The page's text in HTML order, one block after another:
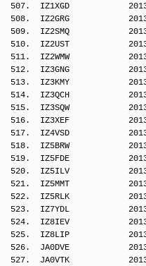
507.  IZ1XGD
508.  IZ2GRG
509.  IZ2SMQ
510.  IZ2UST
511.  IZ2WMW
512.  IZ3GNG
513.  IZ3KMY
514.  IZ3QCH
515.  IZ3SQW
516.  IZ3XEF
517.  IZ4VSD
518.  IZ5BRW
519.  IZ5FDE
520.  IZ5ILV
521.  IZ5MMT
522.  IZ5RLK
523.  IZ7YDL
524.  IZ8IEV
525.  IZ8LIP
526.  JA0DVE
527.  JA0VTK